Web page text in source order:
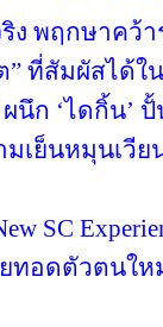
พฤกษาคว้าร
” ที่สัมผัสได้ใ
ก ‘ไดกิ้น’ ปั้
เย็นหมุนเวีย
SC
ทอดตัวตนใ